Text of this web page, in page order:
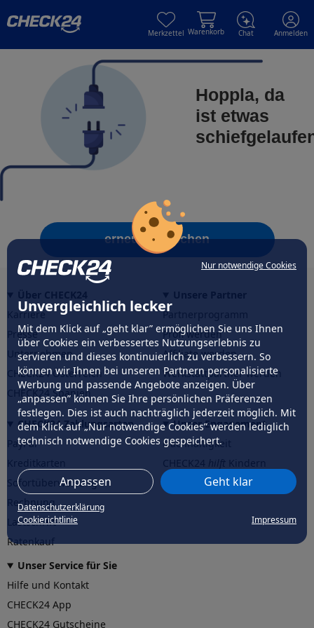
Nur notwendige Cookies
Unvergleichlich lecker
Mit dem Klick auf „geht klar” ermöglichen Sie uns Ihnen
über Cookies ein verbessertes Nutzungserlebnis zu
servieren und dieses kontinuierlich zu verbessern. So
können wir Ihnen bei unseren Partnern personalisierte
Werbung und passende Angebote anzeigen. Über
„anpassen” können Sie Ihre persönlichen Präferenzen
festlegen. Dies ist auch nachträglich jederzeit möglich. Mit
dem Klick auf „Nur notwendige Cookies” werden lediglich
technisch notwendige Cookies gespeichert.
Anpassen Geht klar
Datenschutzerklärung
Cookierichtlinie
Impressum
Merkzettel Warenkorb Chat Anmelden
Hoppla, da
ist etwas
erneut versuchen
Karriere
Presse
Unternehmen
CHECK24 Österreich
CHECK24 Spanien
Partnerprogramm
Profi werden
Affiliate werden
Werkstattpartner werden
CHECK24 Zahlungsarten
PayPal
Sofortüberweisung
Rechnung
Lastschrift
Ratenkauf
Unser Engagement
Nachhaltigkeit
CHECK24hilftder Natur
Unser Service für Sie
Hilfe und Kontakt
CHECK24 App
CHECK24 Gutscheine